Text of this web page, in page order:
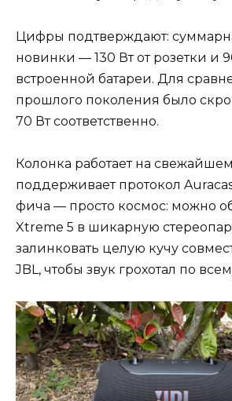
Цифры подтверждают:
новинки — 130 Вт от розетки и
встроенной батареи. Для
прошлого поколения было
70 Вт соответственно.
Колонка работает на
поддерживает протокол
фича — просто космос: можно
Xtreme 5 в шикарную
залинковать целую кучу
JBL, чтобы звук грохотал по